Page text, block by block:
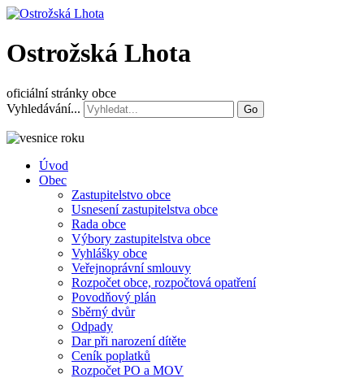
Ostrožská Lhota
oficiální stránky obce
Vyhledávání...
Go
Úvod
Obec
Zastupitelstvo obce
Usnesení zastupitelstva obce
Rada obce
Výbory zastupitelstva obce
Vyhlášky obce
Veřejnoprávní smlouvy
Rozpočet obce, rozpočtová opatření
Povodňový plán
Sběrný dvůr
Odpady
Dar při narození dítěte
Ceník poplatků
Rozpočet PO a MOV